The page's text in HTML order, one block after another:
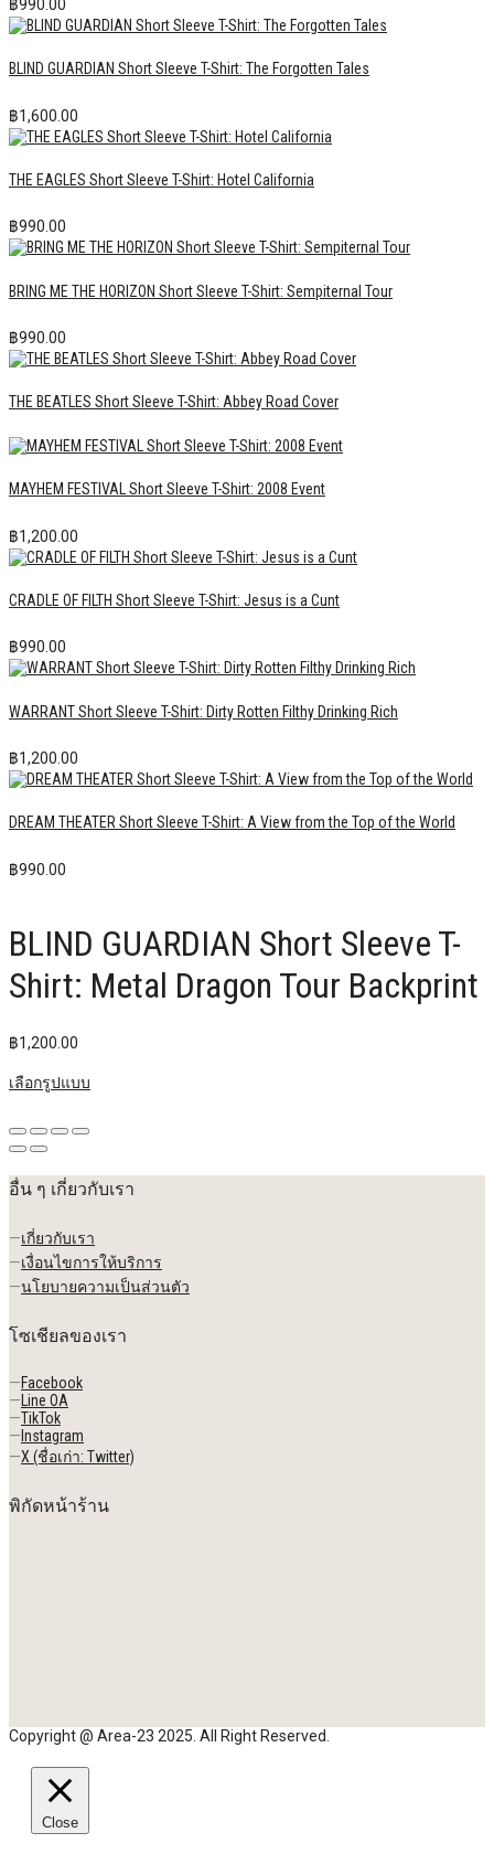
฿990.00
BLIND GUARDIAN Short Sleeve T-Shirt: The Forgotten Tales
฿1,600.00
THE EAGLES Short Sleeve T-Shirt: Hotel California
฿990.00
BRING ME THE HORIZON Short Sleeve T-Shirt: Sempiternal Tour
฿990.00
THE BEATLES Short Sleeve T-Shirt: Abbey Road Cover
MAYHEM FESTIVAL Short Sleeve T-Shirt: 2008 Event
฿1,200.00
CRADLE OF FILTH Short Sleeve T-Shirt: Jesus is a Cunt
฿990.00
WARRANT Short Sleeve T-Shirt: Dirty Rotten Filthy Drinking Rich
฿1,200.00
DREAM THEATER Short Sleeve T-Shirt: A View from the Top of the World
฿990.00
BLIND GUARDIAN Short Sleeve T-
Shirt: Metal Dragon Tour Backprint
฿1,200.00
เลือกรูปแบบ
อื่น ๆ เกี่ยวกับเรา
—เกี่ยวกับเรา
—เงื่อนไขการให้บริการ
—นโยบายความเป็นส่วนตัว
โซเชียลของเรา
—Facebook
— Line OA
—TikTok
— Instagram
—X (ชื่อเก่า: Twitter)
พิกัดหน้าร้าน
Copyright @ Area-23 2025. All Right Reserved.
Close